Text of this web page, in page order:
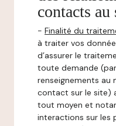
contacts au
- Finalité du
à traiter vos
d’assurer le
toute demande
renseignements au
contact sur le site)
tout moyen et
interactions sur les